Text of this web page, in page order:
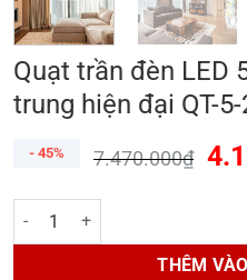
Quạt trần đèn LED
trung hiện đại QT-
- 45% 7.470.000₫
Quạt trần đèn LED 5 cánh kiểu
THÊM